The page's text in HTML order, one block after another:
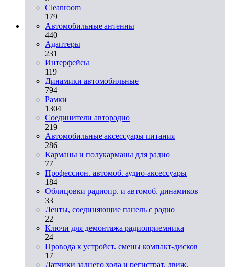
Cleanroom
179
Автомобильные антенны
440
Адаптеры
231
Интерфейсы
119
Динамики автомобильные
794
Рамки
1304
Соединители авторадио
219
Автомобильные аксессуары питания
286
Карманы и полукарманы для радио
77
Профессион. автомоб. аудио-аксессуары
184
Облицовки радиопр. и автомоб. динамиков
33
Ленты, соединяющие панель с радио
22
Ключи для демонтажа радиоприемника
24
Провода к устройст. смены компакт-дисков
17
Датчики заднего хода и регистрат. движ.